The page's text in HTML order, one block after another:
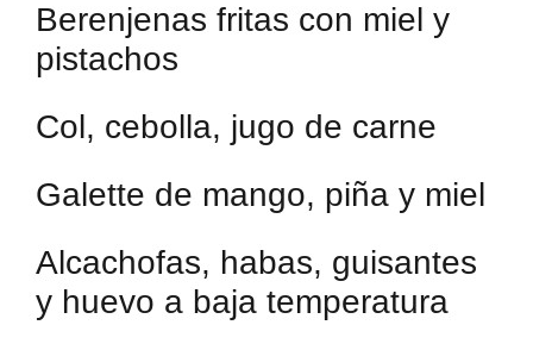
Berenjenas fritas con miel y
pistachos
Col, cebolla, jugo de carne
Galette de mango, piña y miel
Alcachofas, habas, guisantes
y huevo a baja temperatura